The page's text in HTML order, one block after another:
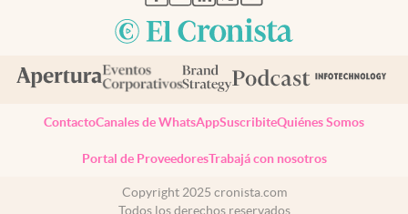
ContactoCanales de WhatsAppSuscribiteQuiénes Somos
Portal de ProveedoresTrabajá con nosotros
Copyright 2025 cronista.com
Todos los derechos reservados